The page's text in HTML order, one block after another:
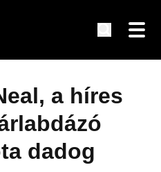
a híres
dadog